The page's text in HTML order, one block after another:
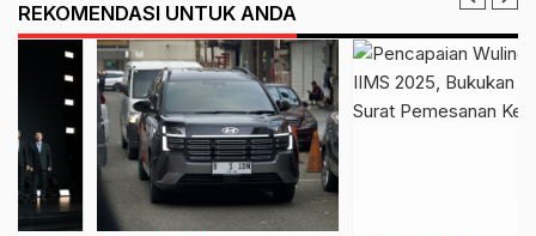
REKOMENDASI UNTUK ANDA